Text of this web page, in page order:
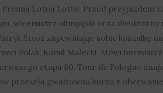
Lotna Lotto. Przed przyjazdem
wicemistrz olimpijski oraz dwukrotny
Stosz zapewniając sobie koszulkę
Polak, Kamil Małecki. Mówi
etapu 80. Tour de Pologne
przeszła gwałtowna burza z